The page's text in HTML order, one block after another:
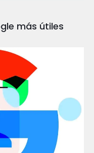
más útiles